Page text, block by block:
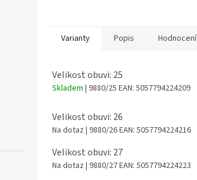
Varianty Popis Hodnocení
Velikost obuvi: 25
Skladem | 9880/25 EAN: 5057794224209
Velikost obuvi: 26
Na dotaz | 9880/26EAN: 5057794224216
Velikost obuvi: 27
Na dotaz | 9880/27EAN: 5057794224223